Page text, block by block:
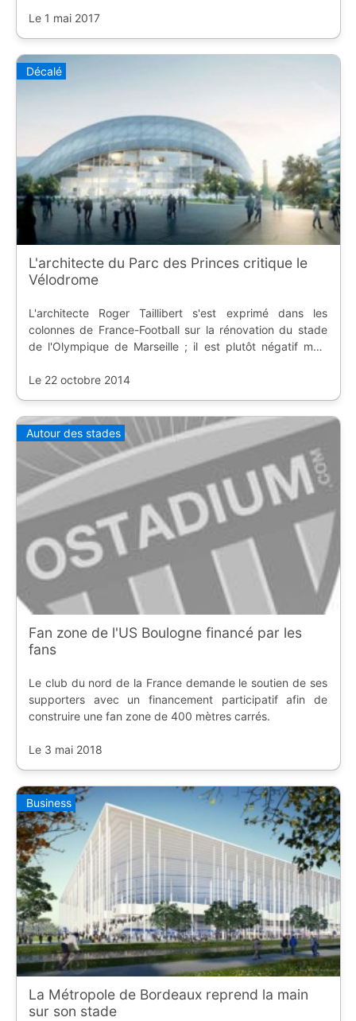
Le 1 mai 2017
Décalé
L'architecte du Parc des Princes critique le
Vélodrome
L'architecte Roger Taillibert s'est exprimé dans les
colonnes de France-Football sur la rénovation du stade
de l'Olympique de Marseille ; il est plutôt négatif mais
Le 22 octobre 2014
Autour des stades
Fan zone de l'US Boulogne financé par les
fans
Le club du nord de la France demande le soutien de ses
supporters avec un financement participatif afin de
construire une fan zone de 400 mètres carrés.
Le 3 mai 2018
Business
La Métropole de Bordeaux reprend la main
sur son stade